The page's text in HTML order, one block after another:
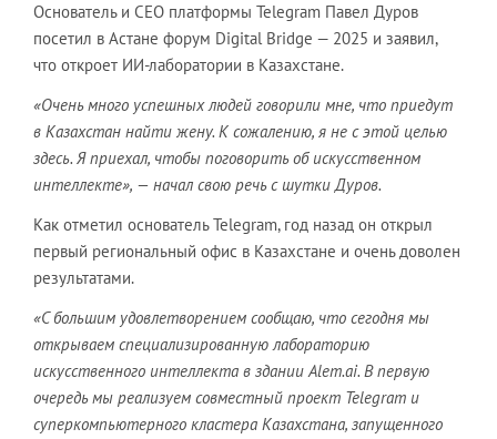
Основатель и CEO платформы Telegram Павел Дуров
посетил в Астане форум Digital Bridge — 2025 и заявил,
что откроет ИИ-лаборатории в Казахстане.
«Очень много успешных людей говорили мне, что приедут
в Казахстан найти жену. К сожалению, я не с этой целью
здесь. Я приехал, чтобы поговорить об искусственном
интеллекте», — начал свою речь с шутки Дуров.
Как отметил основатель Telegram, год назад он открыл
первый региональный офис в Казахстане и очень доволен
результатами.
«С большим удовлетворением сообщаю, что сегодня мы
открываем специализированную лабораторию
искусственного интеллекта в здании Alem.ai. В первую
очередь мы реализуем совместный проект Telegram и
суперкомпьютерного кластера Казахстана, запущенного